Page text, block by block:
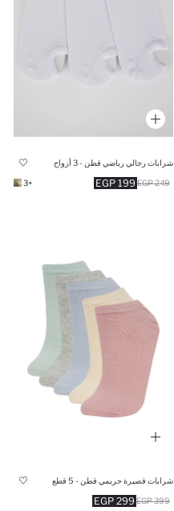
شرابات رجالي رياضي قطن - 3 أزواج
199 EGP 249 EGP
+3
شرابات قصيرة حريمي قطن - 5 قطع
299 EGP 399 EGP